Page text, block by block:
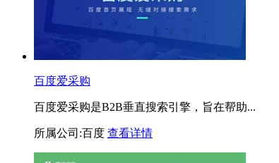
百度爱采购
百度爱采购是B2B垂直搜索引擎，旨在帮助...
所属公司:百度 查看详情